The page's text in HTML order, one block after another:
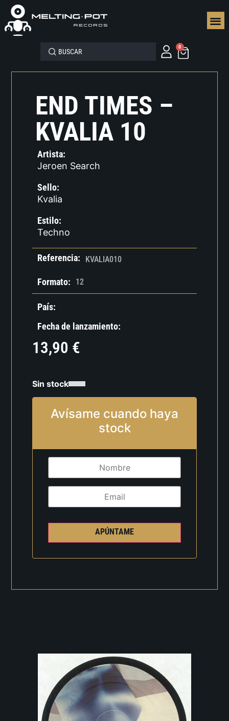
0
END TIMES –
KVALIA 10
Artista:
Jeroen Search
Sello:
Kvalia
Estilo:
Techno
Referencia: KVALIA010
Formato: 12
País:
Fecha de lanzamiento:
13,90 €
Sin stock
Avísame cuando haya
stock
APÚNTAME